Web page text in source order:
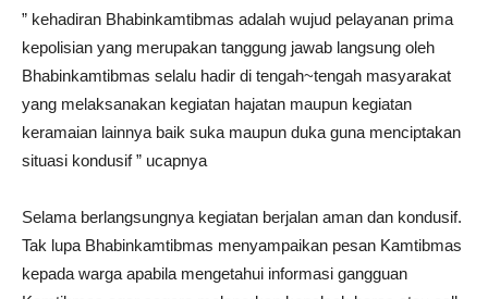
” kehadiran Bhabinkamtibmas adalah wujud pelayanan prima
kepolisian yang merupakan tanggung jawab langsung oleh
Bhabinkamtibmas selalu hadir di tengah~tengah masyarakat
yang melaksanakan kegiatan hajatan maupun kegiatan
keramaian lainnya baik suka maupun duka guna menciptakan
situasi kondusif ” ucapnya
Selama berlangsungnya kegiatan berjalan aman dan kondusif.
Tak lupa Bhabinkamtibmas menyampaikan pesan Kamtibmas
kepada warga apabila mengetahui informasi gangguan